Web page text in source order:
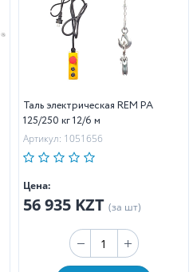
Таль электрическая REM PA
125/250 кг 12/6 м
Артикул: 1051656
Цена:
56 935 KZT (за шт)